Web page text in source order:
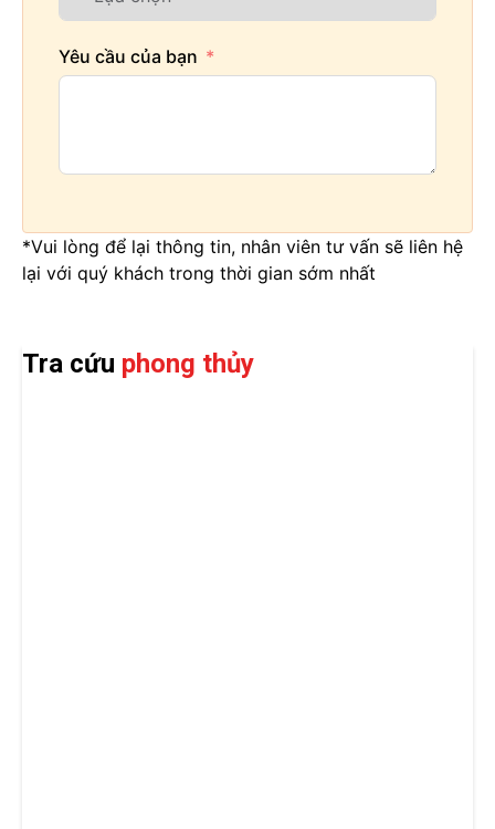
Yêu cầu của bạn
*Vui lòng để lại thông tin, nhân viên tư vấn sẽ liên hệ
lại với quý khách trong thời gian sớm nhất
Tra cứu phong thủy